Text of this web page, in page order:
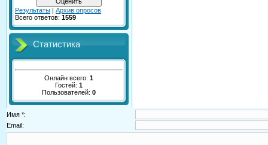
Результаты | Архив опросов
Всего ответов: 1559
Статистика
Онлайн всего: 1
Гостей: 1
Пользователей: 0
Имя *:
Email: